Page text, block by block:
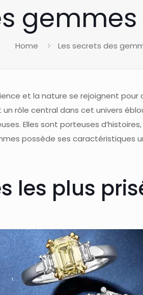
Home Les secrets des
et la nature se rejoignent
rôle central dans cet univers
Elles sont porteuses
possède ses caractéristiques
les plus